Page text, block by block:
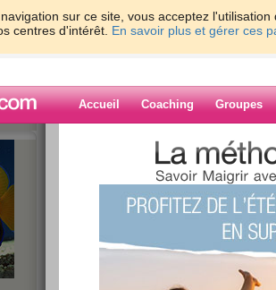
sur ce site, vous acceptez
centres d'intérêt. En savoir plus et gérer ces
Accueil Coaching Groupes
> NINICOUNTRY
Blog de
Suiv. ›